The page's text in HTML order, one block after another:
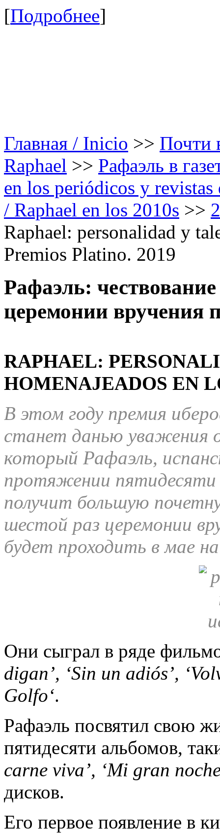
[Подробнее]
Главная / Inicio >> Почти
Raphael >> Рафаэль в
en los periódicos y
/ Raphael en los 2010s >>
Raphael: personalidad y
Premios Platino. 2019
Рафаэль:
церемонии вручения
RAPHAEL:
HOMENAJEADOS EN
В этом году премия
станет данью уважения
который Рафаэль,
протяжении
получит большую
шестой раз церемонии
будет проходить в мае
Они сыграл в ряде
digan’, ‘Sin un adiós’,
Golfo‘.
Рафаэль посвятил свою
пятидесяти альбомов,
carne viva’, ‘Mi gran
дисков.
Его первое появление в